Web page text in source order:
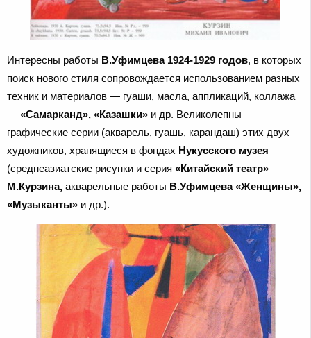
Интересны работы В.Уфимцева 1924-1929 годов, в которых
поиск нового стиля сопровождается использованием разных
техник и материалов — гуаши, масла, аппликаций, коллажа
— «Самарканд», «Казашки» и др. Великолепны
графические серии (акварель, гуашь, карандаш) этих двух
художников, хранящиеся в фондах Нукусского музея
(среднеазиатские рисунки и серия «Китайский театр»
М.Курзина, акварельные работы В.Уфимцева «Женщины»,
«Музыканты» и др.).